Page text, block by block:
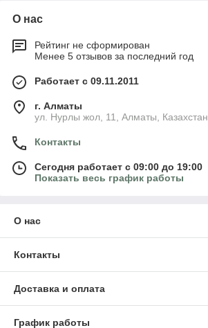
О нас
Рейтинг не сформирован
Менее 5 отзывов за последний год
Работает с 09.11.2011
г. Алматы
ул. Нурлы жол, 11, Алматы, Казахстан
Контакты
Сегодня работает с 09:00 до 19:00
Показать весь график работы
О нас
Контакты
Доставка и оплата
График работы